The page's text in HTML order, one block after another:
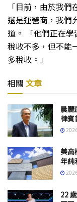
「目前，由於我
還是運營商，我們
道。 「他們正在
稅收不多，但不
多稅收。」
相關 文章
晨麗
律賓
美高
年純
22